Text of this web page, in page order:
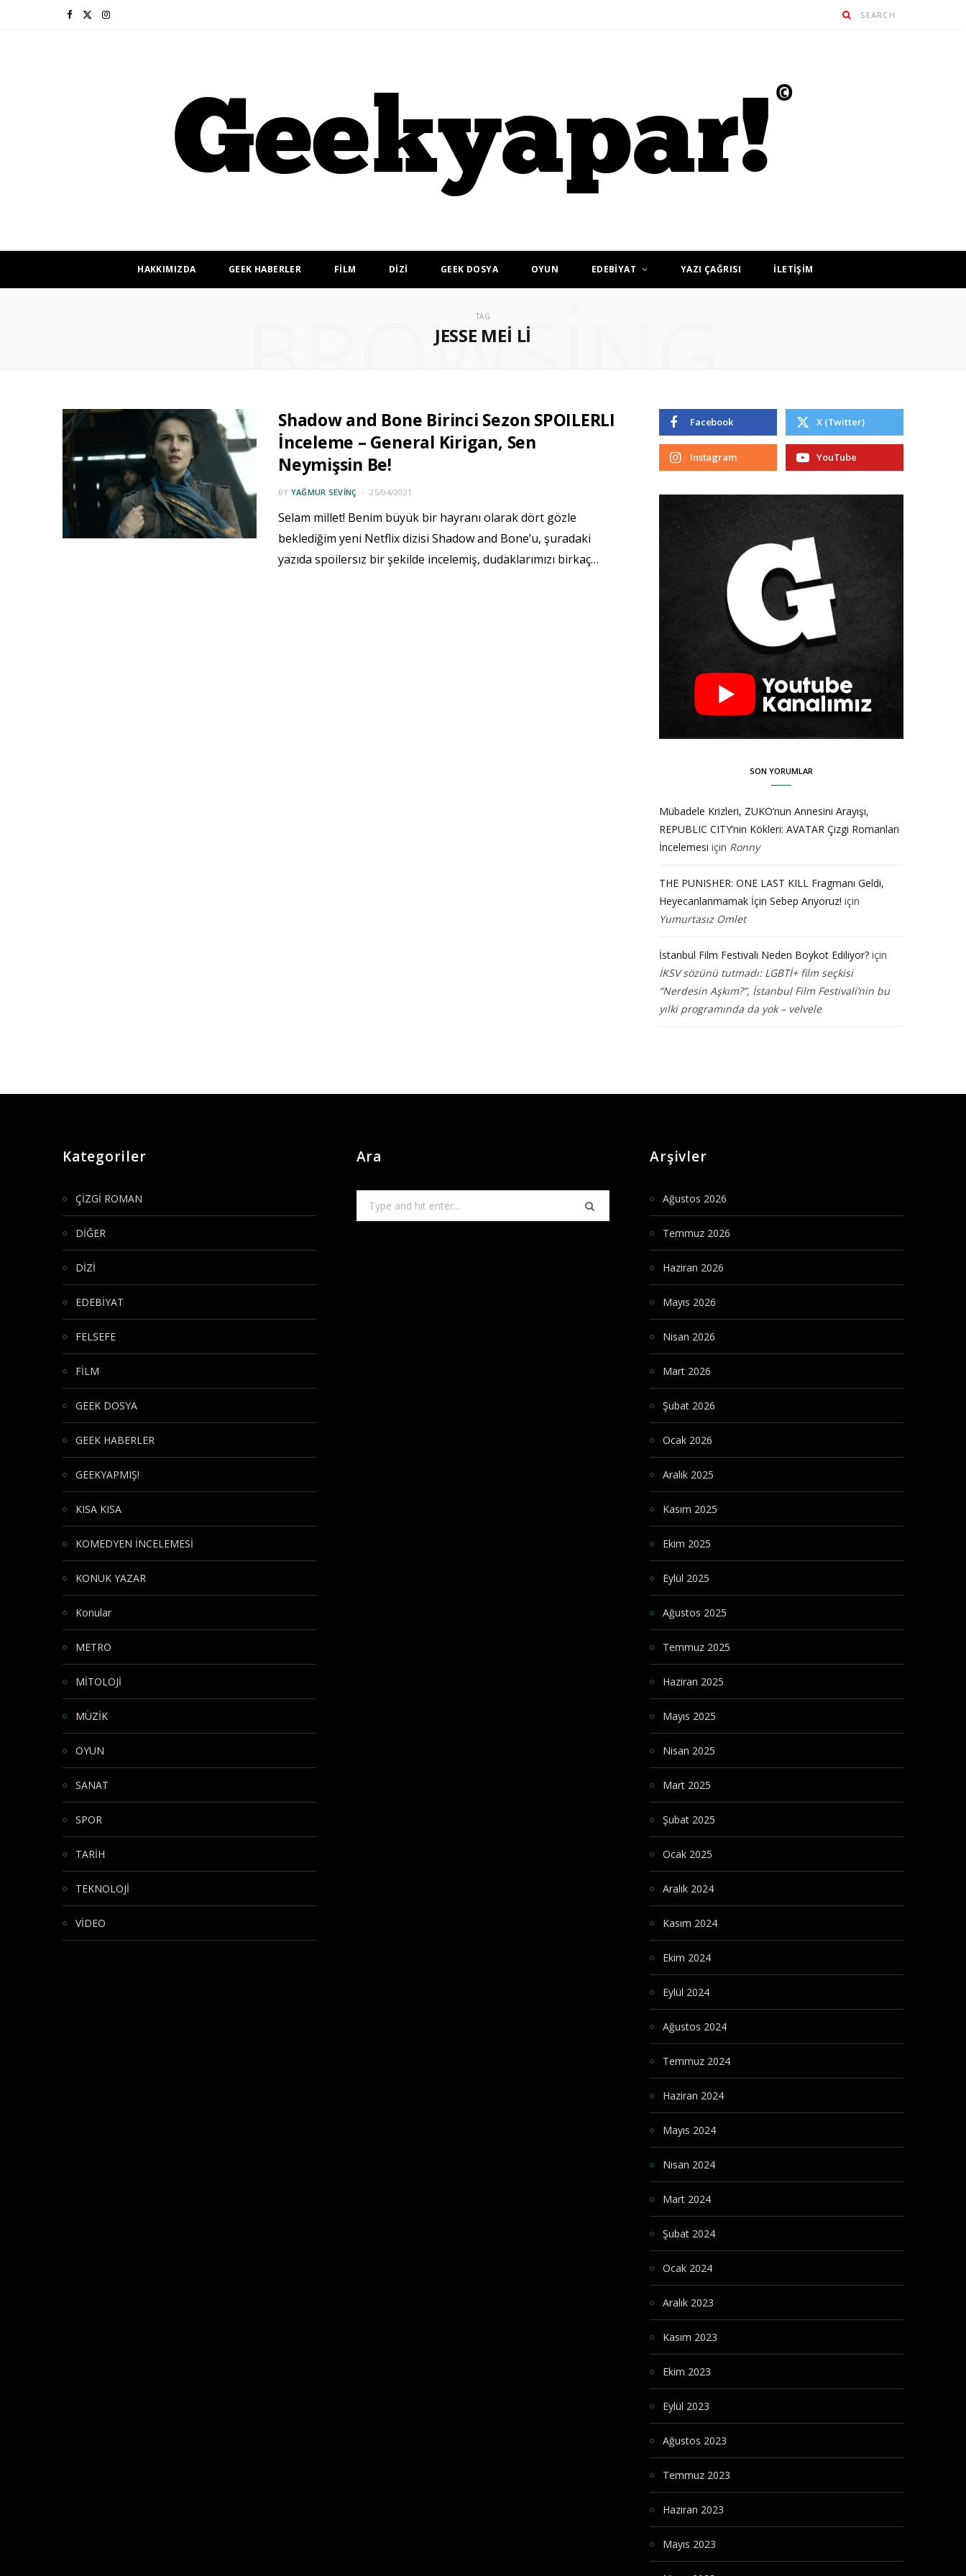
F I
HAKKIMIZDA GEEK HABERLER FİLM DİZİ GEEK DOSYA OYUN EDEBİYAT YAZI ÇAĞRISI İLETİŞİM
TAG
JESSE MEI LI
BROWSING
Shadow and Bone Birinci Sezon SPOILERLI
İnceleme – General Kirigan, Sen
Neymişsin Be!
BY YAĞMUR SEVINÇ 25/04/2021
Selam millet! Benim büyük bir hayranı olarak dört gözle
beklediğim yeni Netflix dizisi Shadow and Bone’u, şuradaki
yazıda spoilersız bir şekilde incelemiş, dudaklarımızı birkaç…
Facebook X (Twitter)
Instagram YouTube
SON YORUMLAR
Mübadele Krizleri, ZUKO’nun Annesini Arayışı,
REPUBLIC CITY’nin Kökleri: AVATAR Çizgi Romanları
İncelemesi için Ronny
THE PUNISHER: ONE LAST KILL Fragmanı Geldi,
Heyecanlanmamak İçin Sebep Arıyoruz! için
Yumurtasız Omlet
İstanbul Film Festivali Neden Boykot Ediliyor? için
İKSV sözünü tutmadı: LGBTİ+ film seçkisi
“Nerdesin Aşkım?”, İstanbul Film Festivali’nin bu
yılki programında da yok – velvele
Kategoriler
ÇİZGİ ROMAN
DİĞER
DİZİ
EDEBİYAT
FELSEFE
FİLM
GEEK DOSYA
GEEK HABERLER
GEEKYAPMIŞ!
KISA KISA
KOMEDYEN İNCELEMESİ
KONUK YAZAR
Konular
METRO
MİTOLOJİ
MÜZİK
OYUN
SANAT
SPOR
TARİH
TEKNOLOJİ
VİDEO
Ara
for:
Arşivler
Ağustos 2026
Temmuz 2026
Haziran 2026
Mayıs 2026
Nisan 2026
Mart 2026
Şubat 2026
Ocak 2026
Aralık 2025
Kasım 2025
Ekim 2025
Eylül 2025
Ağustos 2025
Temmuz 2025
Haziran 2025
Mayıs 2025
Nisan 2025
Mart 2025
Şubat 2025
Ocak 2025
Aralık 2024
Kasım 2024
Ekim 2024
Eylül 2024
Ağustos 2024
Temmuz 2024
Haziran 2024
Mayıs 2024
Nisan 2024
Mart 2024
Şubat 2024
Ocak 2024
Aralık 2023
Kasım 2023
Ekim 2023
Eylül 2023
Ağustos 2023
Temmuz 2023
Haziran 2023
Mayıs 2023